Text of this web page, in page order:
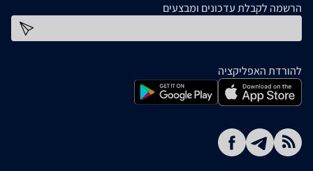
הרשמה לקבלת עדכונים ומבצעים
להורדת האפליקציה